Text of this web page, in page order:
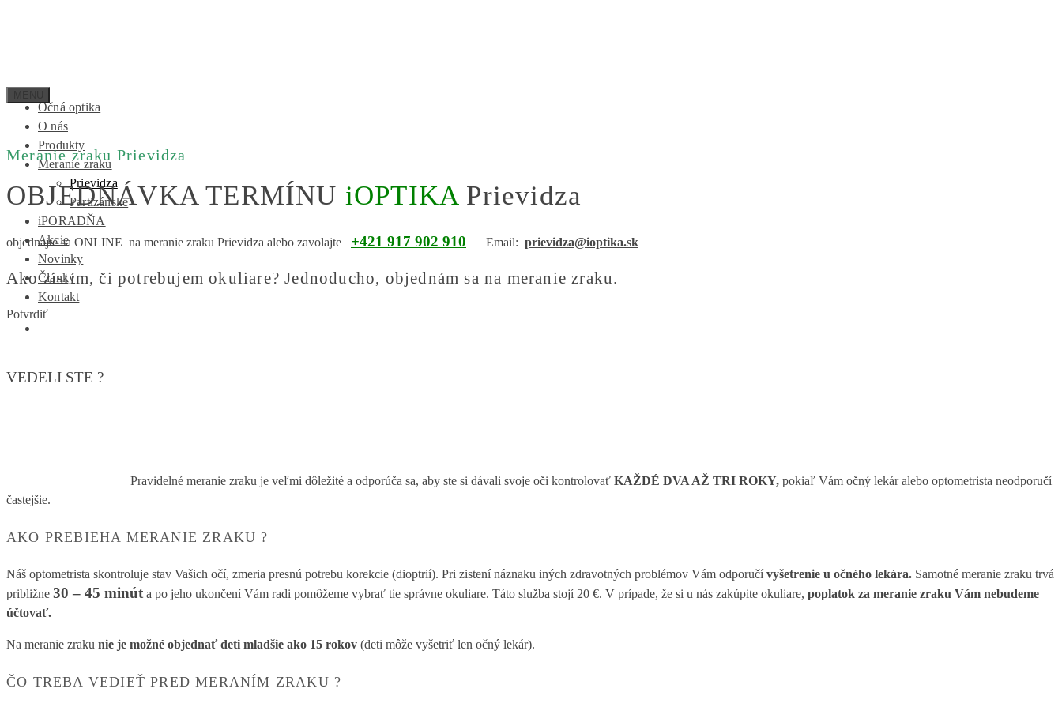
Očná optika
O nás
Produkty
Meranie zraku
Prievidza
Partizánske
iPORADŇA
Akcie
Novinky
Články
Kontakt
Meranie zraku Prievidza
OBJEDNÁVKA TERMÍNU iOPTIKAPrievidza
objednajte sa ONLINE na meranie zraku Prievidza alebo zavolajte +421 917 902 910 Email: prievidza@ioptika.sk
Ako zistím, či potrebujem okuliare? Jednoducho, objednám sa na meranie zraku.
Potvrdiť
VEDELI STE ?
Pravidelné meranie zraku je veľmi dôležité a odporúča sa, aby ste si dávali svoje oči kontrolovať KAŽDÉ DVA AŽ TRI ROKY, pokiaľ Vám očný lekár alebo optometrista neodporučí
častejšie.
AKO PREBIEHA MERANIE ZRAKU ?
Náš optometrista skontroluje stav Vašich očí, zmeria presnú potrebu korekcie (dioptrií). Pri zistení náznaku iných zdravotných problémov Vám odporučívyšetrenie u očného lekára. Samotné meranie zraku trvá
približne 30 – 45 minút a po jeho ukončení Vám radi pomôžeme vybrať tie správne okuliare. Táto služba stojí 20 €. V prípade, že si u nás zakúpite okuliare, poplatok za meranie zraku Vám nebudeme
účtovať.
Na meranie zraku nie je možné objednať deti mladšie ako 15 rokov (deti môže vyšetriť len očný lekár).
ČO TREBA VEDIEŤ PRED MERANÍM ZRAKU ?